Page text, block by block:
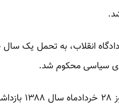
سیاسی محکوم شد.